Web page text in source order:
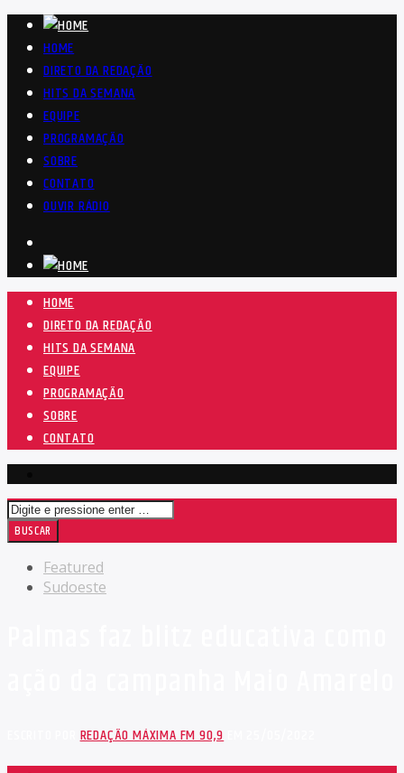
HOME
DIRETO DA REDAÇÃO
HITS DA SEMANA
EQUIPE
PROGRAMAÇÃO
SOBRE
CONTATO
OUVIR RÁDIO
HOME
DIRETO DA REDAÇÃO
HITS DA SEMANA
EQUIPE
PROGRAMAÇÃO
SOBRE
CONTATO
Featured
Sudoeste
ESCRITO PORREDAÇÃO MÁXIMA FM 90,9EM 25/05/2022